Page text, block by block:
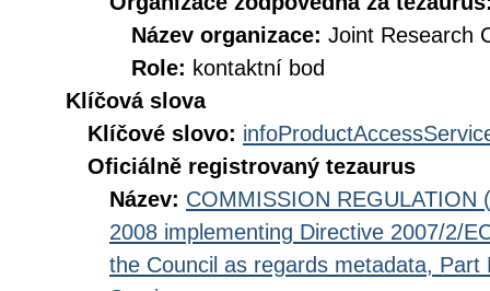
Název organizace: Joint Research
Role: kontaktní bod
Klíčová slova
Klíčové slovo:
Oficiálně registrovaný tezaurus
Název: COMMISSION REGULATION
2008 implementing Directive 2007/2/
the Council as regards metadata,